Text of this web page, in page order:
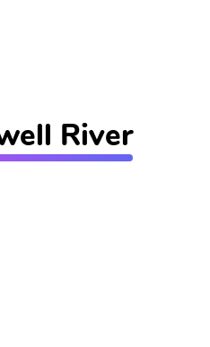
River